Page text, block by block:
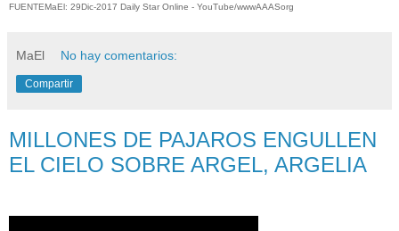
FUENTEMaEl: 29Dic-2017 Daily Star Online - YouTube/wwwAAASorg
MaEl No hay comentarios:
Compartir
MILLONES DE PAJAROS ENGULLEN
EL CIELO SOBRE ARGEL, ARGELIA